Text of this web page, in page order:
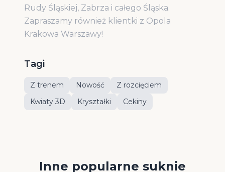
Rudy Śląskiej, Zabrza i całego Śląska.
Zapraszamy również klientki z Opola
Krakowa Warszawy!
Tagi
Z trenem Nowość
Z rozcięciem
Kwiaty 3D
Kryształki Cekiny
Inne popularne suknie